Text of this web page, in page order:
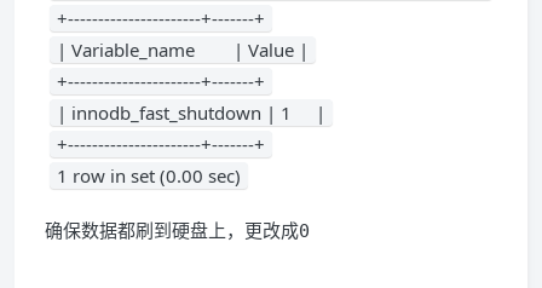
+----------------------+-------+
| Variable_name        | Value |
+----------------------+-------+
| innodb_fast_shutdown | 1     |
+----------------------+-------+
1 row in set (0.00 sec)
确保数据都刷到硬盘上，更改成0